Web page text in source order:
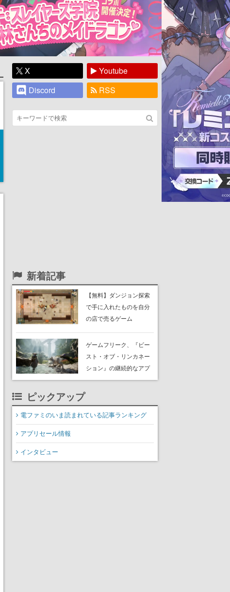
X
Youtube
Discord
RSS
新着記事
【無料】ダンジョン探索
で手に入れたものを自分
の店で売るゲーム
にて無料配布中！続編
『Moonlighter 2』の9月2
日正式リリースを記念し
ゲームフリーク、『ビー
スト・オブ・リンカネー
ション』の継続的なアプ
デ方針を表明。ユーザー
チは約1週間以内に配信さ
れる予定
ピックアップ
電ファミのいま読まれている記事ランキング
アプリセール情報
インタビュー